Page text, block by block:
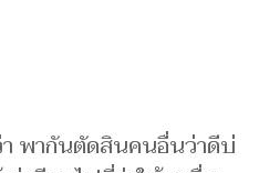
า พากันตัดสินคนอื่นว่าดีบ่